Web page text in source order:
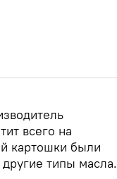
всего на
картошки были
типы масла.